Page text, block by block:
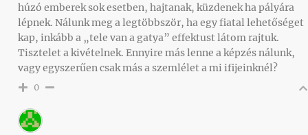
húzó emberek sok esetben, hajtanak, küzdenek ha pályára
lépnek. Nálunk meg a legtöbbször, ha egy fiatal lehetőséget
kap, inkább a „tele van a gatya” effektust látom rajtuk.
Tisztelet a kivételnek. Ennyire más lenne a képzés nálunk,
vagy egyszerűen csak más a szemlélet a mi ifijeinknél?
0